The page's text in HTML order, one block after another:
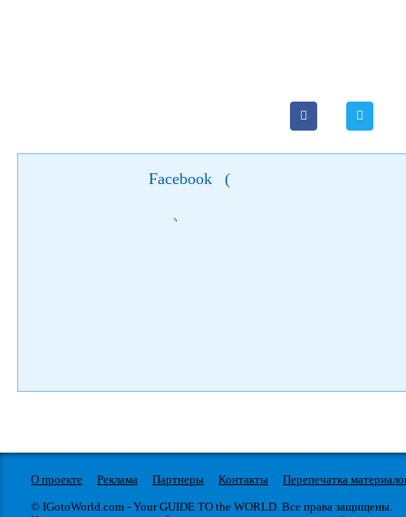
Facebook (
)
О проекте Реклама Партнеры Контакты
Перепечатка
© IGotoWorld.com - Your GUIDE TO the WORLD. Все права защищены.